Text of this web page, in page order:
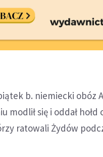
b. niemiecki obóz
modlił się i oddał
ratowali Żydów